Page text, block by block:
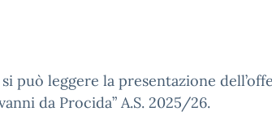
può leggere la presentazione
da Procida” A.S. 2025/26.